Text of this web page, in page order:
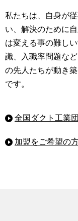
私たちは、自身が
い、解決のために
は変える事の難し
識、入職率問題な
の先人たちが動き
です。
全国ダクト工業
加盟をご希望の